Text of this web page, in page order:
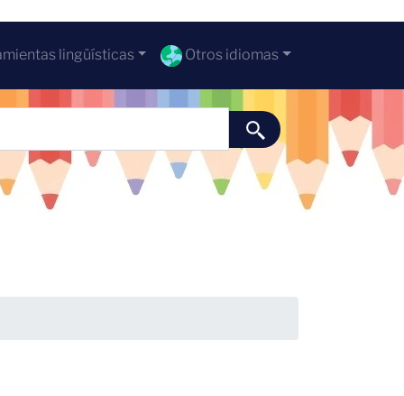
lingüísticas Otros idiomas